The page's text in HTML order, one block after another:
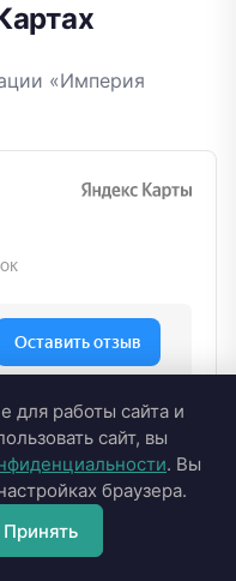
«Империя
для работы сайта и
сайт, вы
. Вы
браузера.
Принять